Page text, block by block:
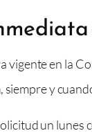
vigente en la
, siempre y
un